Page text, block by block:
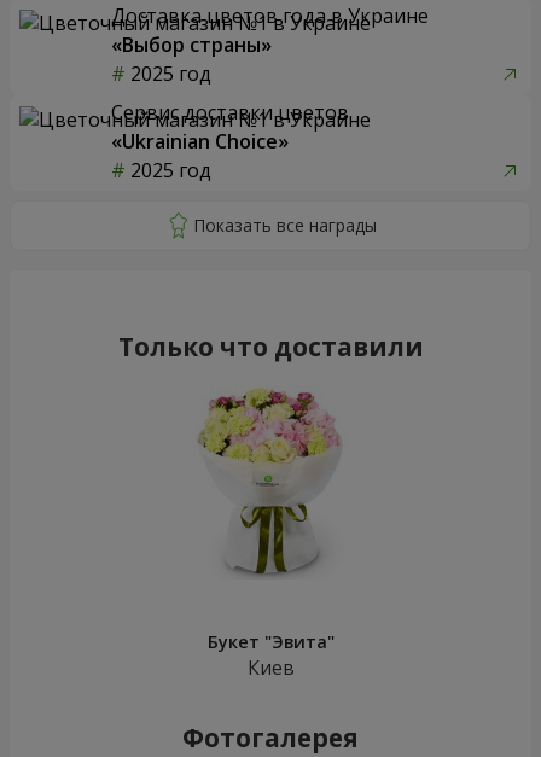
Доставка цветов года в Украине
«Выбор страны»
2025 год
Сервис доставки цветов
«Ukrainian Choice»
2025 год
Только что доставили
Букет "Эвита"
Киев
Фотогалерея